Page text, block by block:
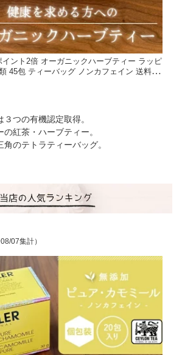
ント2倍 オーガニックハーブティー ラッピ
45包 ティーバッグ ノンカフェイン 送料無
レゼント オーガニック 健康 アーユルヴェ
ミント モリンガ ルイボス茶
つの有機認定取得。
紅茶・ハーブティー。
のテトラティーバッグ。
07集計）